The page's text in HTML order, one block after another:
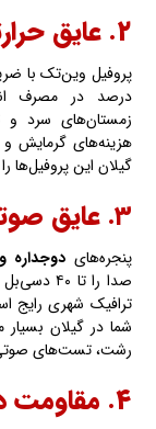
۲. عایق حرارتی برای صرفه‌جویی در انرژی
درصد در مصرف
زمستان‌های سرد و
هزینه‌های گرمایش
گیلان این پروفیل‌ها
۳. عایق صوتی برای آرامش بیشتر
پنجره‌های
صدا را
ترافیک شهری رایج
شما در گیلان
رشت، تست‌های صوتی
۴. مقاومت در برابر رطوبت و عوامل جوی